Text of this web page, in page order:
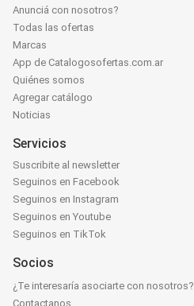
Anunciá con nosotros?
Todas las ofertas
Marcas
App de Catalogosofertas.com.ar
Quiénes somos
Agregar catálogo
Noticias
Servicios
Suscribite al newsletter
Seguinos en Facebook
Seguinos en Instagram
Seguinos en Youtube
Seguinos en TikTok
Socios
¿Te interesaría asociarte con nosotros?
Contactanos